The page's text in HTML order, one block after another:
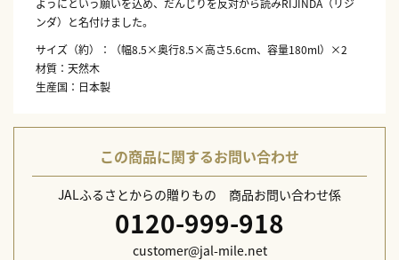
ンダ）と名付けました。
サイズ（約）：（幅8.5×奥行8.5×高さ5.6cm、容量180ml）×2
材質：天然木
生産国：日本製
この商品に関するお問い合わせ
JALふるさとからの贈りもの 商品お問い合わせ係
0120-999-918
customer@jal-mile.net